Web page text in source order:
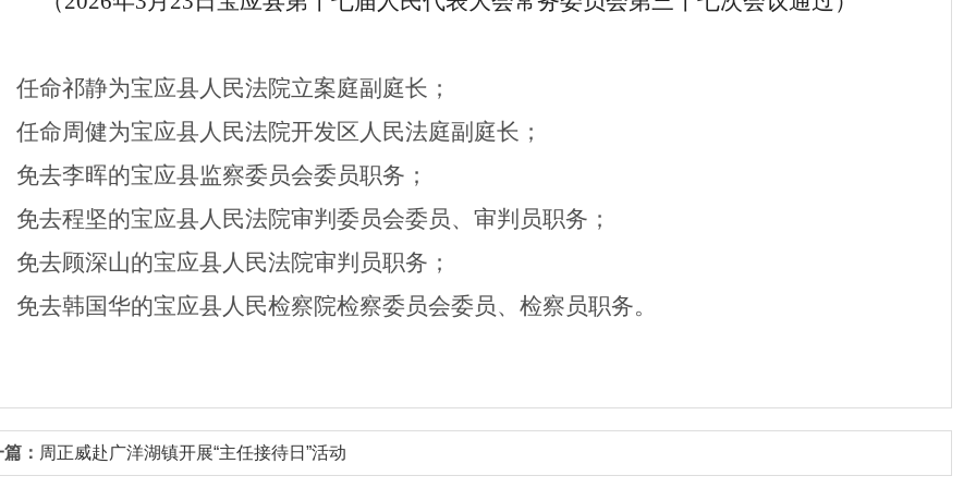
任命祁静为宝应县人民法院立案庭副庭长；
任命周健为宝应县人民法院开发区人民法庭副庭长；
免去李晖的宝应县监察委员会委员职务；
免去程坚的宝应县人民法院审判委员会委员、审判员职务；
免去顾深山的宝应县人民法院审判员职务；
免去韩国华的宝应县人民检察院检察委员会委员、检察员职务。
： 周正威赴广洋湖镇开展“主任接待日”活动